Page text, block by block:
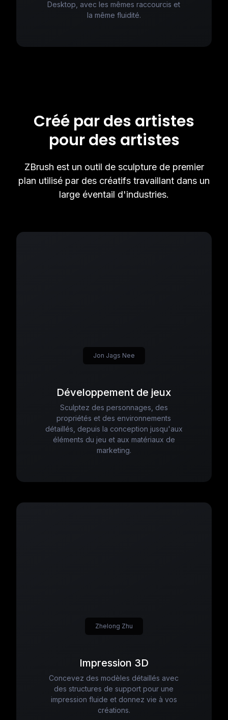
Desktop, avec les mêmes raccourcis et
la même fluidité.
Créé par des artistes
pour des artistes
ZBrush est un outil de sculpture de premier
plan utilisé par des créatifs travaillant dans un
large éventail d'industries.
Développement de jeux
Sculptez des personnages, des
propriétés et des environnements
détaillés, depuis la conception jusqu'aux
éléments du jeu et aux matériaux de
marketing.
Jon Jags Nee
Impression 3D
Concevez des modèles détaillés avec
des structures de support pour une
impression fluide et donnez vie à vos
créations.
Zhelong Zhu